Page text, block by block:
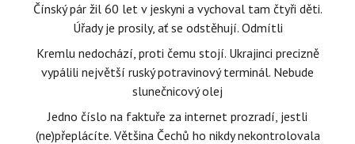
Čínský pár žil 60 let v jeskyni a vychoval tam čtyři děti.
Úřady je prosily, ať se odstěhují. Odmítli
Kremlu nedochází, proti čemu stojí. Ukrajinci precizně
vypálili největší ruský potravinový terminál. Nebude
slunečnicový olej
Jedno číslo na faktuře za internet prozradí, jestli
(ne)přeplácíte. Většina Čechů ho nikdy nekontrolovala